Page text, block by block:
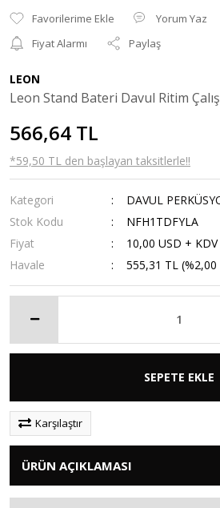
Yorum Yaz
Fiyat Alarmı
Paylaş
LEON
Leon Stand Bateri Davul Ritim
566,64 TL
*59,50 TL den başlayan taksitlerle!!
Kategori
DAVUL
Stok Kodu
NFH1TDFYLA
Fiyat
10,00 USD + KDV
Havale
555,31 TL
SEPETE EKLE
Karşılaştır
ÜRÜN AÇIKLAMASI